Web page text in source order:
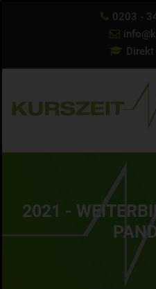
0203 -
Direkt
2021 -